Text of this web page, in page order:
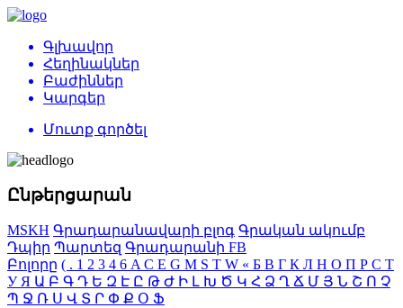
Գլխավոր
Հեղինակներ
Բաժիններ
Կարգեր
Մուտք գործել
Ընթերցարան
MSKH Գրադարանավարի բլոգ Գրական ակումբ
Դպիր Պարտեզ Գրադարանի FB
Բոլորը ( . 1 2 3 4 6 AC E G M S T W « Б В Г К Л Н О П Р С Т
УЯ Ա Բ Գ Դ Ե Զ Է Ը Թ Ժ Ի Լ Խ Ծ Կ Հ Ձ Ղ Ճ Մ Յ Ն Շ Ո Չ
Պ Ջ Ռ Ս Վ Տ Ր Փ Ք Օ Ֆ